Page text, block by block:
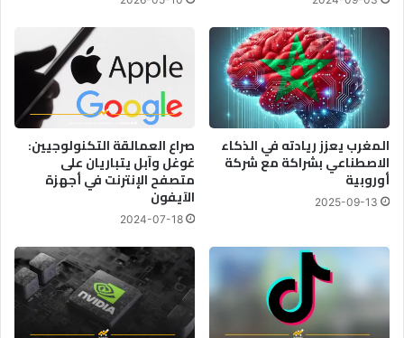
المغرب يعزز ريادته في الذكاء
الاصطناعي بشراكة مع شركة
أوروبية
2025-09-13
صراع العمالقة التكنولوجيين:
غوغل وآبل يتباريان على
متصفح الإنترنت في أجهزة
الآيفون
2024-07-18